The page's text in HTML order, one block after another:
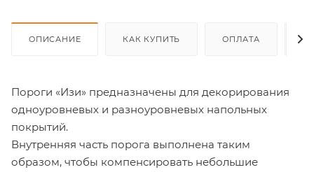
ОПИСАНИЕ КАК КУПИТЬ ОПЛАТА
Пороги «Изи» предназначены для декорирования
одноуровневых и разноуровневых напольных
покрытий.
Внутренняя часть порога выполнена таким
образом, чтобы компенсировать небольшие